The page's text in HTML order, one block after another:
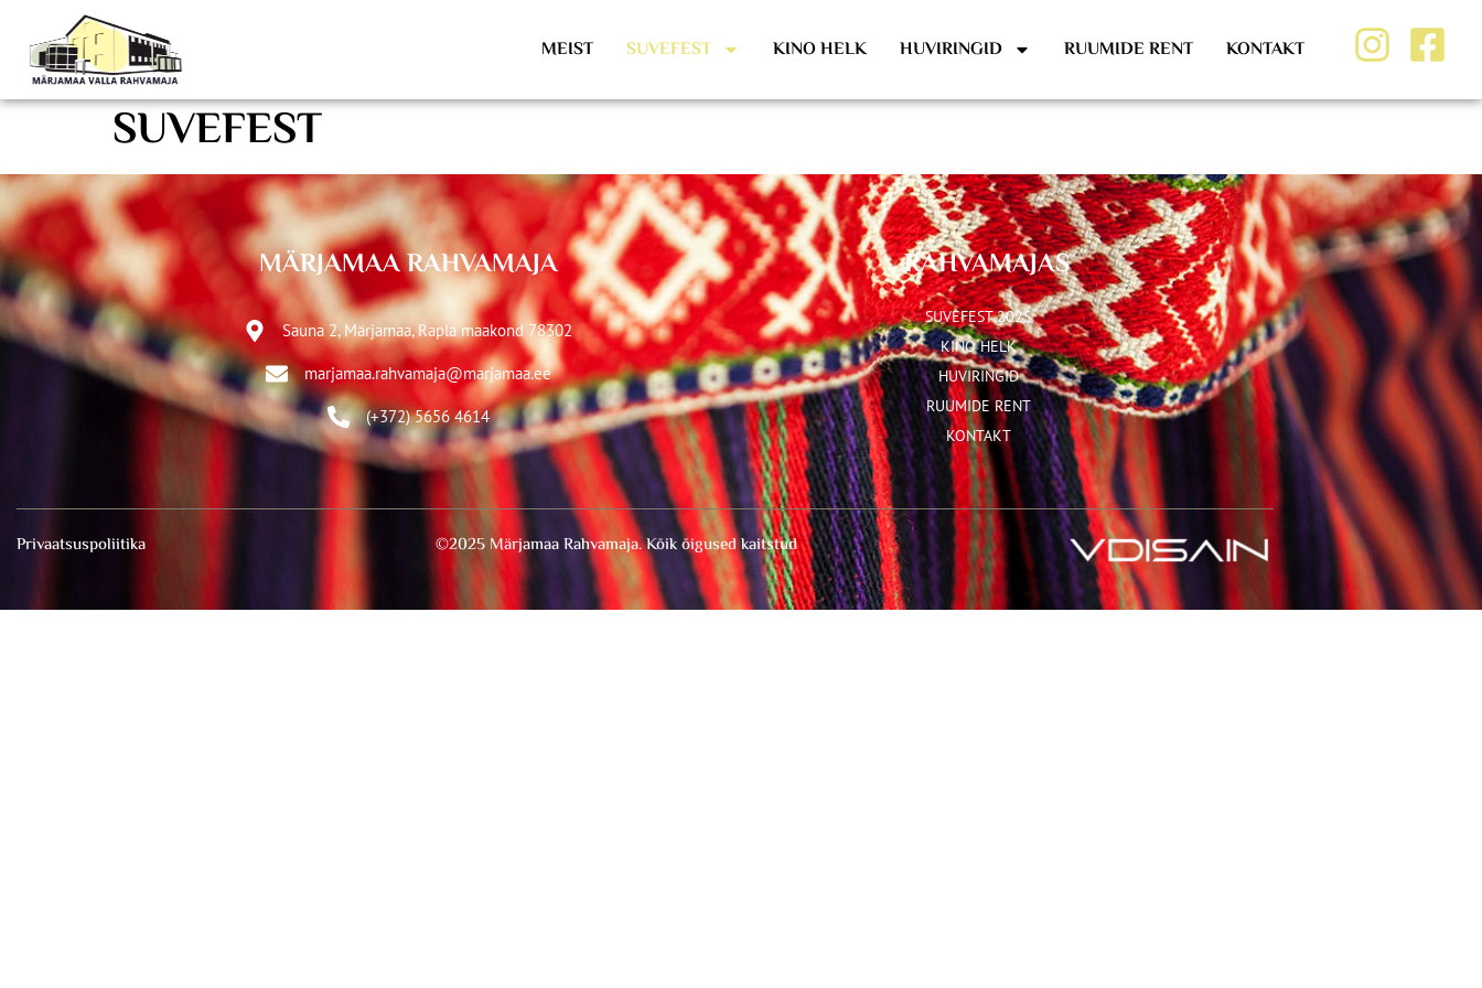
MEIST SUVEFEST KINO HELK HUVIRINGID RUUMIDE RENT KONTAKT
SUVEFEST
MÄRJAMAA RAHVAMAJA
Sauna 2, Märjamaa, Rapla maakond 78302
marjamaa.rahvamaja@marjamaa.ee
(+372) 5656 4614
RAHVAMAJAS
SUVEFEST 2025
KINO HELK
HUVIRINGID
RUUMIDE RENT
KONTAKT
Privaatsuspoliitika ©2025 Märjamaa Rahvamaja. Kõik õigused kaitstud